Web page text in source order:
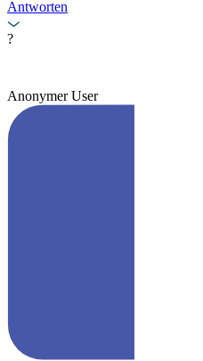
Antworten
?
Anonymer User